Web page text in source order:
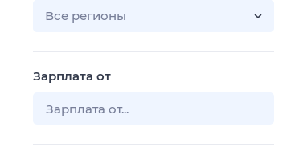
Все регионы
Зарплата от